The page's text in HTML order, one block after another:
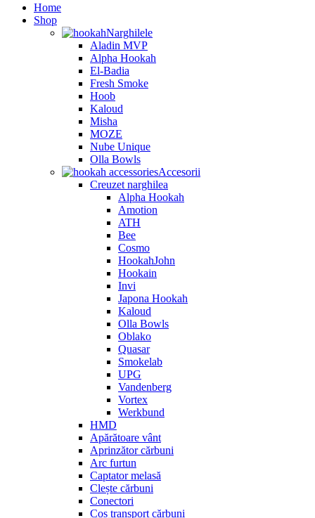
Home
Shop
Narghilele
Aladin MVP
Alpha Hookah
El-Badia
Fresh Smoke
Hoob
Kaloud
Misha
MOZE
Nube Unique
Olla Bowls
Accesorii
Creuzet narghilea
Alpha Hookah
Amotion
ATH
Bee
Cosmo
HookahJohn
Hookain
Invi
Japona Hookah
Kaloud
Olla Bowls
Oblako
Quasar
Smokelab
UPG
Vandenberg
Vortex
Werkbund
HMD
Apărătoare vânt
Aprinzător cărbuni
Arc furtun
Captator melasă
Clește cărbuni
Conectori
Coș transport cărbuni